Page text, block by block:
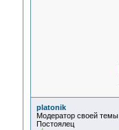
platonik
Модератор своей темы
Постоялец